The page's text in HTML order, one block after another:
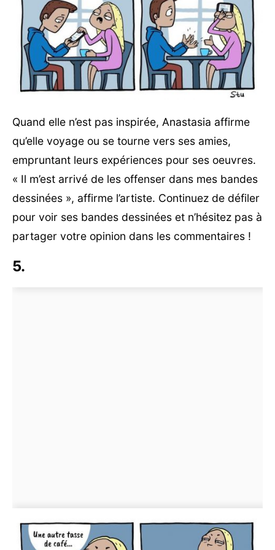
Quand elle n’est pas inspirée, Anastasia affirme
qu’elle voyage ou se tourne vers ses amies,
empruntant leurs expériences pour ses oeuvres.
« Il m’est arrivé de les offenser dans mes bandes
dessinées », affirme l’artiste. Continuez de défiler
pour voir ses bandes dessinées et n’hésitez pas à
partager votre opinion dans les commentaires !
5.